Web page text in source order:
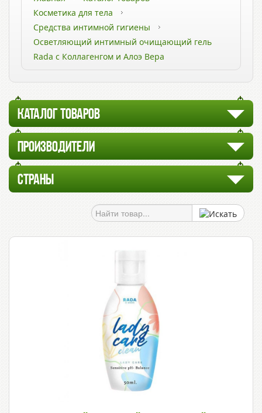
Косметика для тела
Средства интимной гигиены
Осветляющий интимный очищающий гель
Rada c Коллагенгом и Алоэ Вера
КАТАЛОГ ТОВАРОВ
ПРОИЗВОДИТЕЛИ
СТРАНЫ